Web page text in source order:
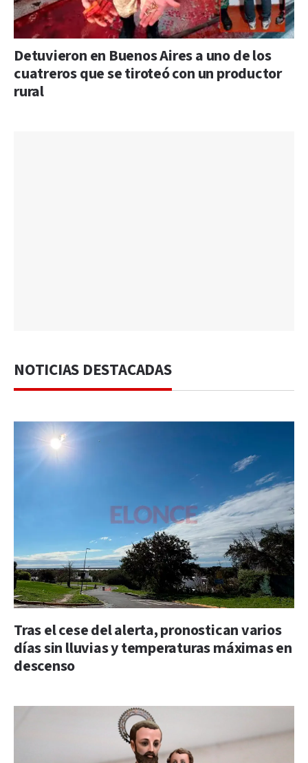
Detuvieron en Buenos Aires a uno de los
cuatreros que se tiroteó con un productor
rural
NOTICIAS DESTACADAS
Tras el cese del alerta, pronostican varios
días sin lluvias y temperaturas máximas en
descenso